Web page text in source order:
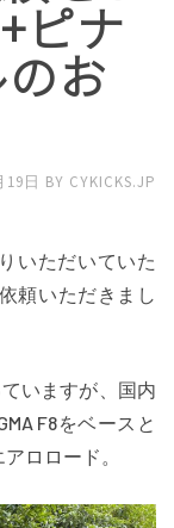
ピナ
お
19日 BY CYKICKS.JP
いただいていた
頼いただきまし
いますが、国内
F8をベースと
ロロード。